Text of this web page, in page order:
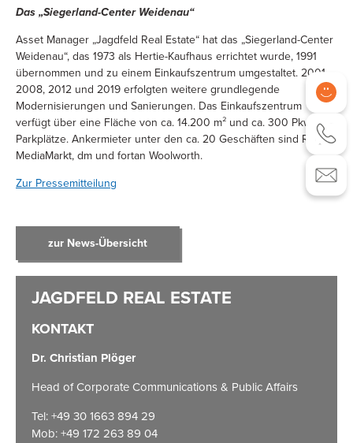
Das „Siegerland-Center Weidenau“
Asset Manager „Jagdfeld Real Estate“ hat das „Siegerland-Center
Weidenau“, das 1973 als Hertie-Kaufhaus errichtet wurde, 1991
übernommen und zu einem Einkaufszentrum umgestaltet. 2001,
2008, 2012 und 2019 erfolgten weitere grundlegende
Modernisierungen und Sanierungen. Das Einkaufszentrum
verfügt über eine Fläche von ca. 14.200 m² und ca. 300 Pkw
Parkplätze. Ankermieter unter den ca. 20 Geschäften sind Rewe,
MediaMarkt, dm und fortan Woolworth.
Zur Pressemitteilung
zur News-Übersicht
KONTAKT
Dr. Christian Plöger
Head of Corporate Communications & Public Affairs
Tel: +49 30 1663 894 29
Mob: +49 172 263 89 04